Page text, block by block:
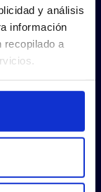
y análisis
información
recopilado a